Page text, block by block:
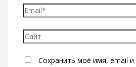
Email*
Сайт
Сохранить моё имя, email и